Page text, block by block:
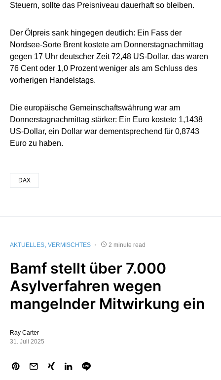
Steuern, sollte das Preisniveau dauerhaft so bleiben.
Der Ölpreis sank hingegen deutlich: Ein Fass der
Nordsee-Sorte Brent kostete am Donnerstagnachmittag
gegen 17 Uhr deutscher Zeit 72,48 US-Dollar, das waren
76 Cent oder 1,0 Prozent weniger als am Schluss des
vorherigen Handelstags.
Die europäische Gemeinschaftswährung war am
Donnerstagnachmittag stärker: Ein Euro kostete 1,1438
US-Dollar, ein Dollar war dementsprechend für 0,8743
Euro zu haben.
DAX
AKTUELLES VERMISCHTES 2 minute read
Bamf stellt über 7.000
Asylverfahren wegen
mangelnder Mitwirkung ein
Ray Carter
31. Juli 2025